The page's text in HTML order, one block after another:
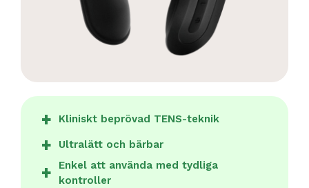
Kliniskt beprövad TENS-teknik
Ultralätt och bärbar
Enkel att använda med tydliga
kontroller